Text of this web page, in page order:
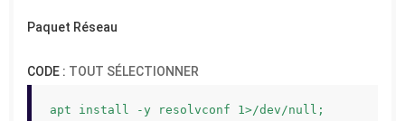
Paquet Réseau
CODE : TOUT SÉLECTIONNER
apt install -y resolvconf 1>/dev/null;